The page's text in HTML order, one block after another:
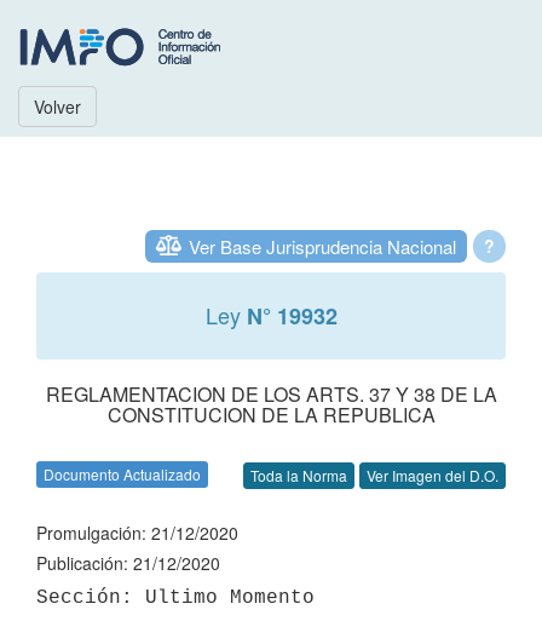
Volver
?
Ver Base Jurisprudencia Nacional
Ley N° 19932
REGLAMENTACION DE LOS ARTS. 37 Y 38 DE LA
CONSTITUCION DE LA REPUBLICA
Documento Actualizado Toda la Norma Ver Imagen del D.O.
Promulgación: 21/12/2020
Publicación: 21/12/2020